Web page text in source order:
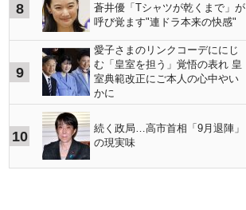
8
蒼井優「Tシャツが乾くまで」が
呼び覚ます"連ドラ本来の快感"
9
愛子さまのリンクコーデににじ
む「皇室を担う」覚悟の表れ 皇
室典範改正にご本人の心中やい
かに
10
続く政局…高市首相「9月退陣」
の現実味